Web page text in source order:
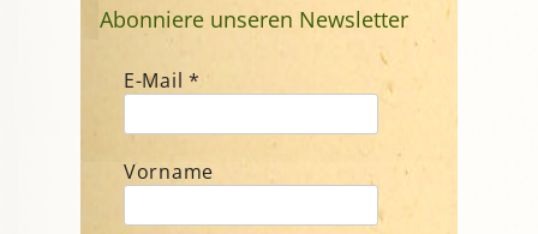
Abonniere unseren Newsletter
E-Mail *
Vorname